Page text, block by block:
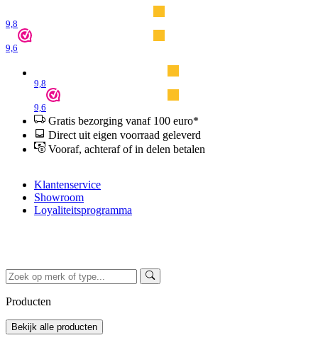
9,8
9,6
9,8
9,6
Gratis bezorging vanaf 100 euro*
Direct uit eigen voorraad geleverd
Vooraf, achteraf of in delen betalen
Klantenservice
Showroom
Loyaliteitsprogramma
Producten